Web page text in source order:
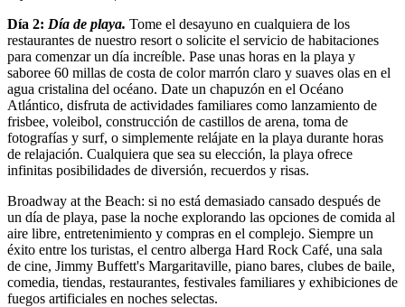
Día 2: Día de playa. Tome el desayuno en cualquiera de los
restaurantes de nuestro resort o solicite el servicio de habitaciones
para comenzar un día increíble. Pase unas horas en la playa y
saboree 60 millas de costa de color marrón claro y suaves olas en el
agua cristalina del océano. Date un chapuzón en el Océano
Atlántico, disfruta de actividades familiares como lanzamiento de
frisbee, voleibol, construcción de castillos de arena, toma de
fotografías y surf, o simplemente relájate en la playa durante horas
de relajación. Cualquiera que sea su elección, la playa ofrece
infinitas posibilidades de diversión, recuerdos y risas.
Broadway at the Beach: si no está demasiado cansado después de
un día de playa, pase la noche explorando las opciones de comida al
aire libre, entretenimiento y compras en el complejo. Siempre un
éxito entre los turistas, el centro alberga Hard Rock Café, una sala
de cine, Jimmy Buffett's Margaritaville, piano bares, clubes de baile,
comedia, tiendas, restaurantes, festivales familiares y exhibiciones de
fuegos artificiales en noches selectas.